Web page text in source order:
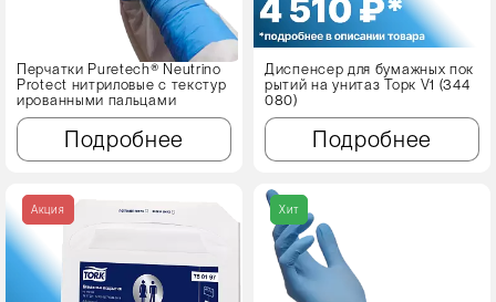
Перчатки Puretech® Neutrino
Protect нитриловые с текстур
ированными пальцами
Подробнее
Диспенсер для бумажных пок
рытий на унитаз Торк V1 (344
080)
Подробнее
Акция Хит